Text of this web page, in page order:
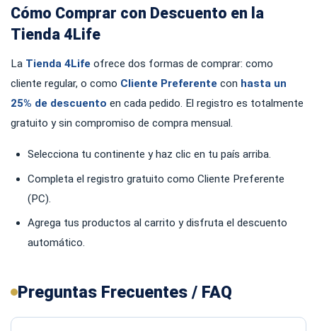
Cómo Comprar con Descuento en la
Tienda 4Life
La Tienda 4Life ofrece dos formas de comprar: como
cliente regular, o como Cliente Preferente con hasta un
25% de descuento en cada pedido. El registro es totalmente
gratuito y sin compromiso de compra mensual.
Selecciona tu continente y haz clic en tu país arriba.
Completa el registro gratuito como Cliente Preferente
(PC).
Agrega tus productos al carrito y disfruta el descuento
automático.
Preguntas Frecuentes / FAQ